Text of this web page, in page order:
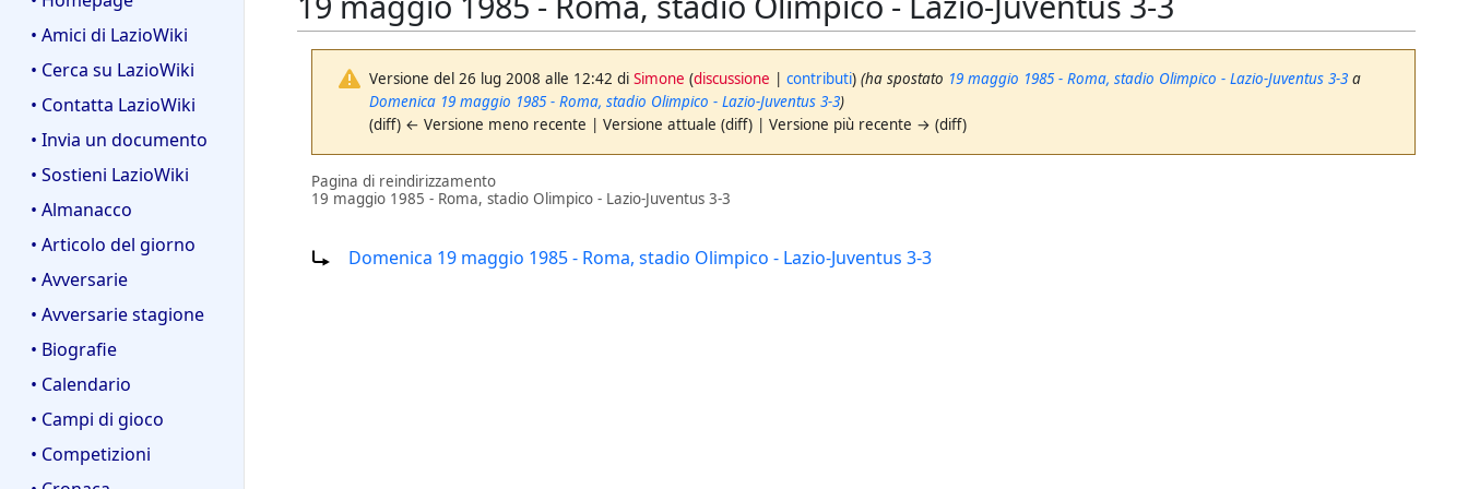
• Amici di LazioWiki
• Cerca su LazioWiki
• Contatta LazioWiki
• Invia un documento
• Sostieni LazioWiki
• Almanacco
• Articolo del giorno
• Avversarie
• Avversarie stagione
• Biografie
• Calendario
• Campi di gioco
• Competizioni
Versione del 26 lug 2008 alle 12:42 diSimone (discussione |contributi) (ha spostato 19 maggio 1985 - Roma, stadio Olimpico - Lazio-Juventus 3-3 a
Domenica 19 maggio 1985 - Roma, stadio Olimpico - Lazio-Juventus 3-3)
(diff) ← Versione meno recente | Versione attuale (diff) | Versione più recente → (diff)
Pagina di reindirizzamento
19 maggio 1985 - Roma, stadio Olimpico - Lazio-Juventus 3-3
Domenica 19 maggio 1985 - Roma, stadio Olimpico - Lazio-Juventus 3-3